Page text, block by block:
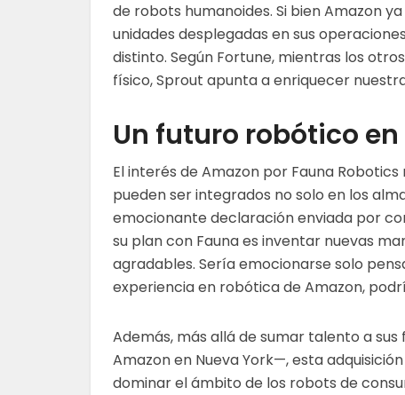
de robots humanoides. Si bien Amazon
unidades desplegadas en sus
distinto. Según Fortune, mientras los
físico, Sprout apunta a enriquecer
Un futuro robótico
El interés de Amazon por Fauna
pueden ser integrados no solo en los
emocionante declaración enviada por
su plan con Fauna es inventar nuevas
agradables. Sería emocionarse solo
experiencia en robótica de Amazon,
Además, más allá de sumar talento a
Amazon en Nueva York—, esta
dominar el ámbito de los robots de